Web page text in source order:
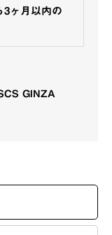
3ヶ月以内の
GINZA